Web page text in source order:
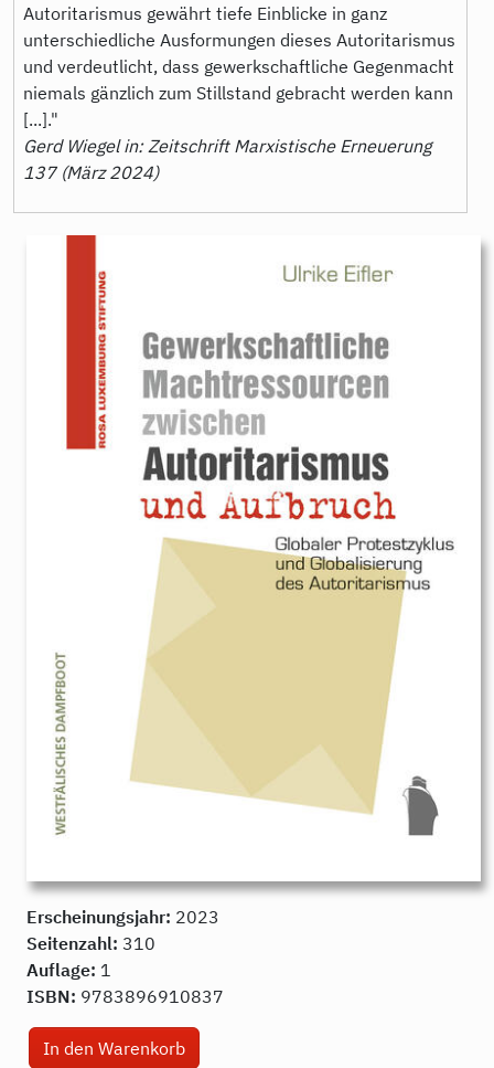
Autoritarismus gewährt tiefe Einblicke in ganz
unterschiedliche Ausformungen dieses Autoritarismus
und verdeutlicht, dass gewerkschaftliche Gegenmacht
niemals gänzlich zum Stillstand gebracht werden kann
[...]."
Gerd Wiegel in: Zeitschrift Marxistische Erneuerung
137 (März 2024)
9783896910837.jpeg
Erscheinungsjahr: 2023
Seitenzahl: 310
Auflage: 1
ISBN: 9783896910837